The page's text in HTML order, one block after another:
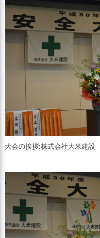
大会の挨拶:株式会社大米建